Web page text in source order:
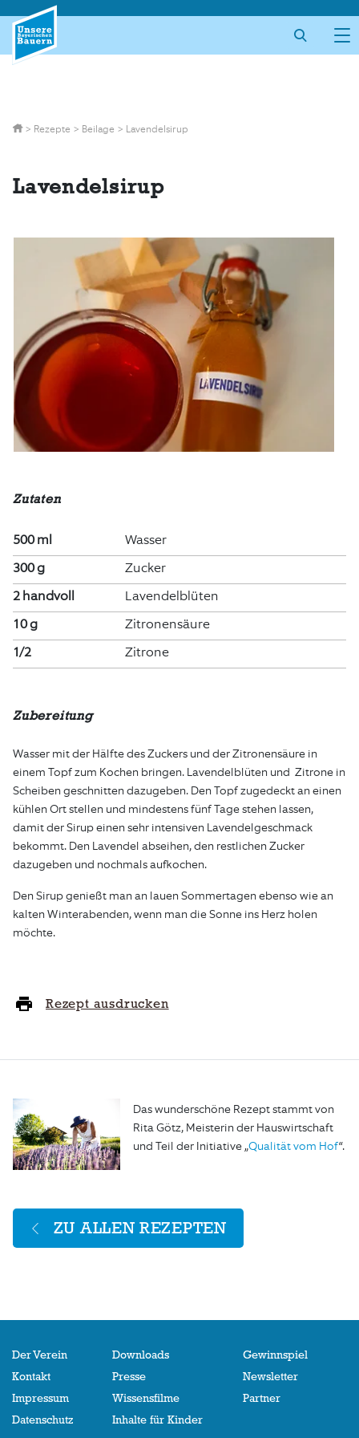
content
> Rezepte > Beilage > Lavendelsirup
Lavendelsirup
Zutaten
500 ml
Wasser
300 g
Zucker
2 handvoll
Lavendelblüten
10 g
Zitronensäure
1/2
Zitrone
Zubereitung
Wasser mit der Hälfte des Zuckers und der Zitronensäure in
einem Topf zum Kochen bringen. Lavendelblüten und Zitrone in
Scheiben geschnitten dazugeben. Den Topf zugedeckt an einen
kühlen Ort stellen und mindestens fünf Tage stehen lassen,
damit der Sirup einen sehr intensiven Lavendelgeschmack
bekommt. Den Lavendel abseihen, den restlichen Zucker
dazugeben und nochmals aufkochen.
Den Sirup genießt man an lauen Sommertagen ebenso wie an
kalten Winterabenden, wenn man die Sonne ins Herz holen
möchte.
Rezept ausdrucken
Das wunderschöne Rezept stammt von
Rita Götz, Meisterin der Hauswirtschaft
und Teil der Initiative „Qualität vom Hof“.
ZU ALLEN REZEPTEN
Der Verein
Kontakt
Impressum
Datenschutz
Downloads
Presse
Wissensfilme
Inhalte für Kinder
Gewinnspiel
Newsletter
Partner